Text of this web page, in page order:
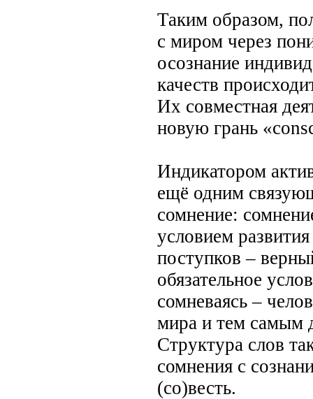
Таким образом,
с миром через
осознание
качеств
Их совместная
новую грань
Индикатором
ещё одним
сомнение:
условием
поступков –
обязательное
сомневаясь –
мира и тем самым
Структура слов
сомнения с
(со)весть.